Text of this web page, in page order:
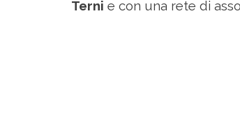
Terni e con una rete di